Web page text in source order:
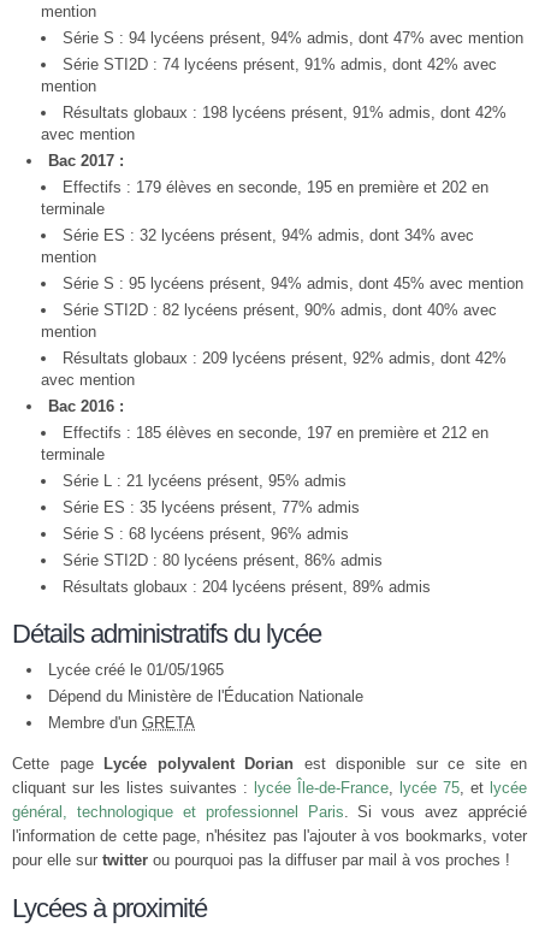
mention
Série S : 94 lycéens présent, 94% admis, dont 47% avec mention
Série STI2D : 74 lycéens présent, 91% admis, dont 42% avec
mention
Résultats globaux : 198 lycéens présent, 91% admis, dont 42%
avec mention
Bac 2017 :
Effectifs : 179 élèves en seconde, 195 en première et 202 en
terminale
Série ES : 32 lycéens présent, 94% admis, dont 34% avec
mention
Série S : 95 lycéens présent, 94% admis, dont 45% avec mention
Série STI2D : 82 lycéens présent, 90% admis, dont 40% avec
mention
Résultats globaux : 209 lycéens présent, 92% admis, dont 42%
avec mention
Bac 2016 :
Effectifs : 185 élèves en seconde, 197 en première et 212 en
terminale
Série L : 21 lycéens présent, 95% admis
Série ES : 35 lycéens présent, 77% admis
Série S : 68 lycéens présent, 96% admis
Série STI2D : 80 lycéens présent, 86% admis
Résultats globaux : 204 lycéens présent, 89% admis
Détails administratifs du lycée
Lycée créé le 01/05/1965
Dépend du Ministère de l'Éducation Nationale
Membre d'un GRETA
Cette page Lycée polyvalent Dorian est disponible sur ce site en
cliquant sur les listes suivantes : lycée Île-de-France, lycée 75, et lycée
général, technologique et professionnel Paris. Si vous avez apprécié
l'information de cette page, n'hésitez pas l'ajouter à vos bookmarks, voter
pour elle sur twitter ou pourquoi pas la diffuser par mail à vos proches !
Lycées à proximité